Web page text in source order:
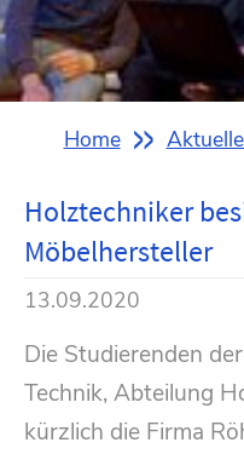
Sie
sind
hier:
Home
Holztechniker
Möbelhersteller
13.09.2020
Die Studierenden
Technik, Abteilung
kürzlich die Firma